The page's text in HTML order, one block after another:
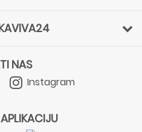
NAS
Instagram